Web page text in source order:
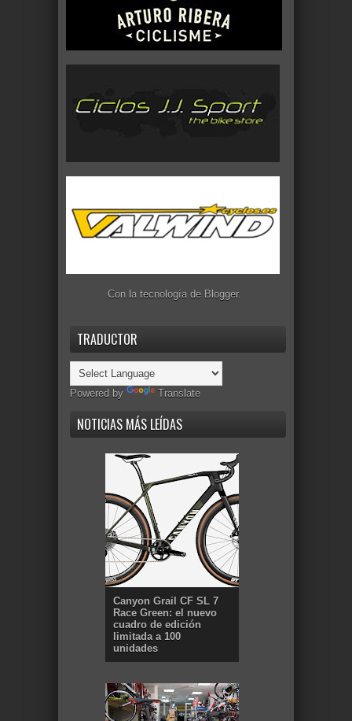
Con la tecnología de Blogger.
TRADUCTOR
Powered by Translate
NOTICIAS MÁS LEÍDAS
Canyon Grail CF SL 7
Race Green: el nuevo
cuadro de edición
limitada a 100
unidades